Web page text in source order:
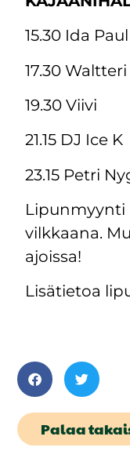
15.30 Ida
17.30
19.30 Viivi
21.15 DJ Ice K
23.15 Petri
Lipunmyynti
vilkkaana.
ajoissa!
Lisätietoa
Palaa